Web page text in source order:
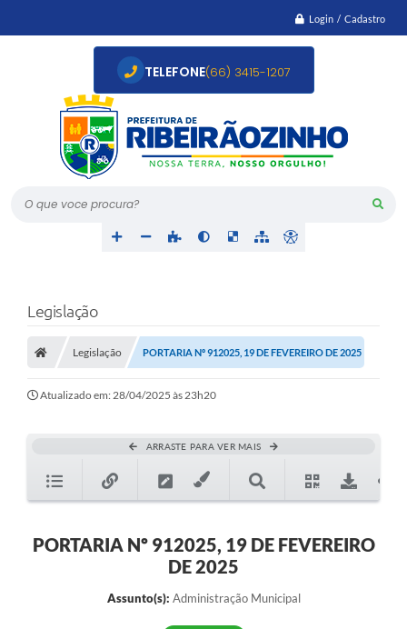
Login / Cadastro
O que voce procura?
TELEFONE(66) 3415-1207
Legislação
Legislação PORTARIA Nº 912025, 19 DE FEVEREIRO DE 2025
Atualizado em: 28/04/2025 às 23h20
ARRASTE PARA VER MAIS
PORTARIA Nº 912025, 19 DE FEVEREIRO
DE 2025
Assunto(s): Administração Municipal